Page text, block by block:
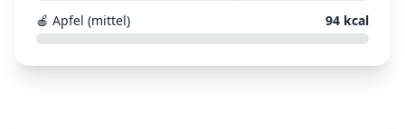
🍎 Apfel (mittel) 94 kcal